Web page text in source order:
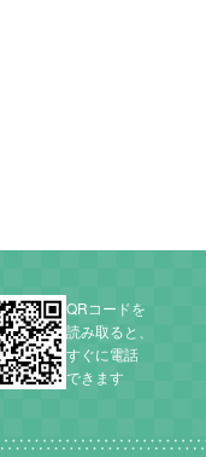
QRコードを
読み取ると、
すぐに電話
できます